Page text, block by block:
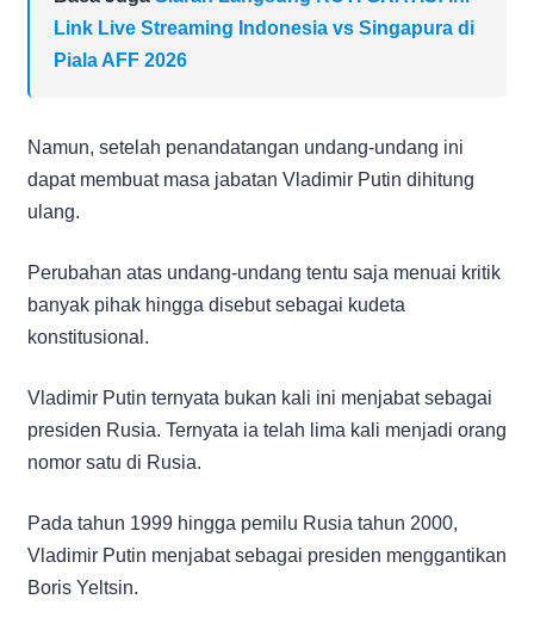
Link Live Streaming Indonesia vs Singapura di
Piala AFF 2026
Namun, setelah penandatangan undang-undang ini
dapat membuat masa jabatan Vladimir Putin dihitung
ulang.
Perubahan atas undang-undang tentu saja menuai kritik
banyak pihak hingga disebut sebagai kudeta
konstitusional.
Vladimir Putin ternyata bukan kali ini menjabat sebagai
presiden Rusia. Ternyata ia telah lima kali menjadi orang
nomor satu di Rusia.
Pada tahun 1999 hingga pemilu Rusia tahun 2000,
Vladimir Putin menjabat sebagai presiden menggantikan
Boris Yeltsin.